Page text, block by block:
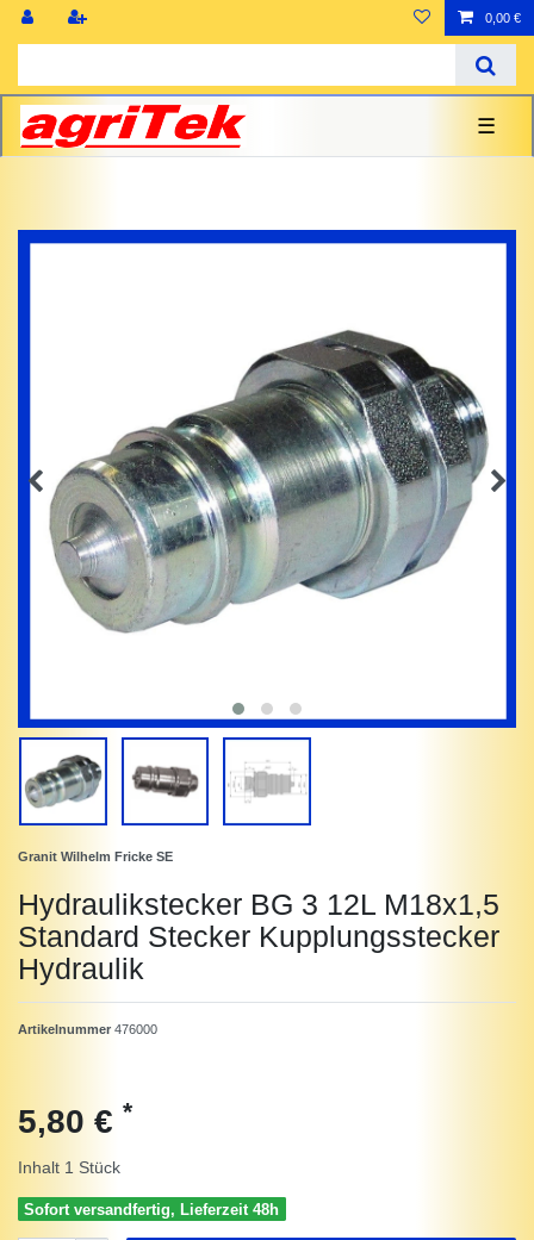
0,00 €
☰
Granit Wilhelm Fricke SE
Hydraulikstecker BG 3 12L M18x1,5
Standard Stecker Kupplungsstecker
Hydraulik
Artikelnummer 476000
5,80 € *
Inhalt 1 Stück
Sofort versandfertig, Lieferzeit 48h